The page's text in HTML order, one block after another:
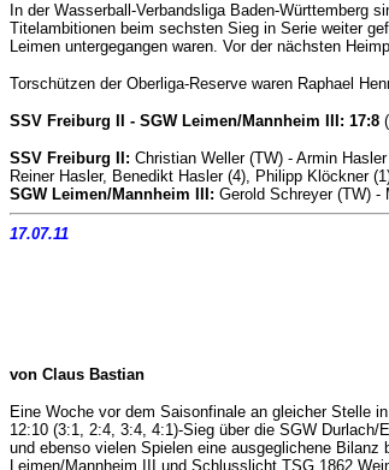
In der Wasserball-Verbandsliga Baden-
Titelambitionen beim sechsten Sieg in Serie weiter
Leimen untergegangen waren. Vor der nächsten
Torschützen der Oberliga-Reserve waren Raphael
SSV Freiburg II - SGW Leimen/Mannheim III: 17:8
SSV Freiburg II: Christian Weller (TW) - Armin
Reiner Hasler, Benedikt Hasler (4), Philipp Klöckner
SGW Leimen/Mannheim III: Gerold Schreyer (TW)
17.07.11
von Claus Bastian
Eine Woche vor dem Saisonfinale an gleicher Stelle
12:10 (3:1, 2:4, 3:4, 4:1)-Sieg über die SGW
und ebenso vielen Spielen eine ausgeglichene
Leimen/Mannheim III und Schlusslicht TSG 1862